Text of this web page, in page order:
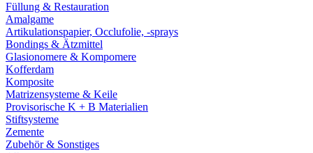
Füllung & Restauration
Amalgame
Artikulationspapier, Occlufolie, -sprays
Bondings & Ätzmittel
Glasionomere & Kompomere
Kofferdam
Komposite
Matrizensysteme & Keile
Provisorische K + B Materialien
Stiftsysteme
Zemente
Zubehör & Sonstiges